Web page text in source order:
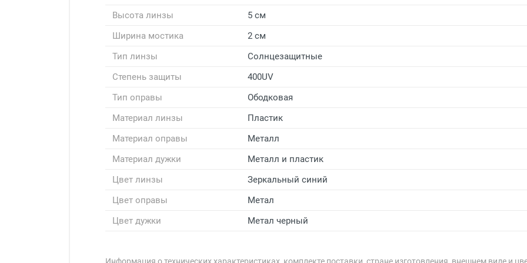
Высота линзы
5 см
Ширина мостика
2 см
Тип линзы
Солнцезащитные
Степень защиты
400UV
Тип оправы
Ободковая
Материал линзы
Пластик
Материал оправы
Металл
Материал дужки
Металл и пластик
Цвет линзы
Зеркальный синий
Цвет оправы
Метал
Цвет дужки
Метал черный
Информация о технических характеристиках, комплекте поставки, стране изготовления, внешнем виде и